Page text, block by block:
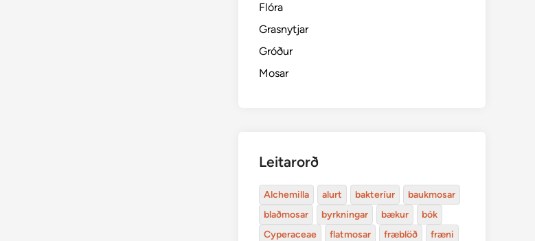
Flóra
Grasnytjar
Gróður
Mosar
Leitarorð
Alchemilla alurt bakteríur
baukmosar
blaðmosar
byrkningar bækur
bók
Cyperaceae
flatmosar fræblöð
fræni